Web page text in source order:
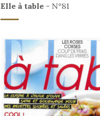
Elle à table- N°81